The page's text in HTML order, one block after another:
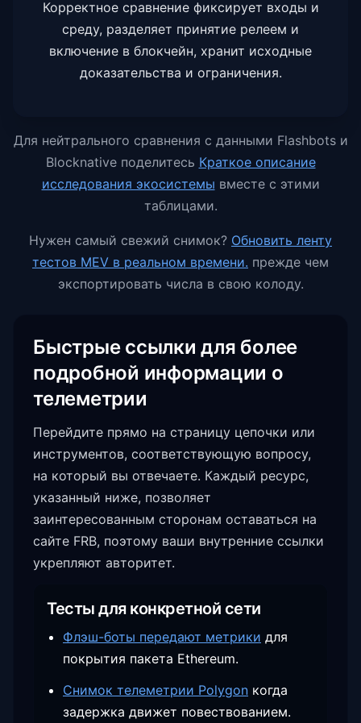
Корректное сравнение фиксирует входы и
среду, разделяет принятие релеем и
включение в блокчейн, хранит исходные
доказательства и ограничения.
Для нейтрального сравнения с данными Flashbots и
Blocknative поделитесь Краткое описание
исследования экосистемы вместе с этими
таблицами.
Нужен самый свежий снимок? Обновить ленту
тестов MEV в реальном времени. прежде чем
экспортировать числа в свою колоду.
Быстрые ссылки для более
подробной информации о
телеметрии
Перейдите прямо на страницу цепочки или
инструментов, соответствующую вопросу,
на который вы отвечаете. Каждый ресурс,
указанный ниже, позволяет
заинтересованным сторонам оставаться на
сайте FRB, поэтому ваши внутренние ссылки
укрепляют авторитет.
Тесты для конкретной сети
Флэш-боты передают метрики для
покрытия пакета Ethereum.
Снимок телеметрии Polygon когда
задержка движет повествованием.